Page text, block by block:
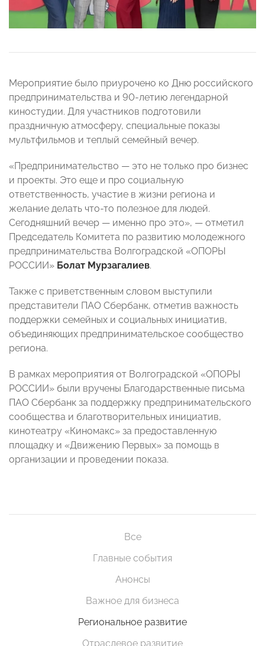
Мероприятие было приурочено ко Дню российского
предпринимательства и 90-летию легендарной
киностудии. Для участников подготовили
праздничную атмосферу, специальные показы
мультфильмов и теплый семейный вечер.
«Предпринимательство — это не только про бизнес
и проекты. Это еще и про социальную
ответственность, участие в жизни региона и
желание делать что-то полезное для людей.
Сегодняшний вечер — именно про это», — отметил
Председатель Комитета по развитию молодежного
предпринимательства Волгоградской «ОПОРЫ
РОССИИ» Болат Мурзагалиев.
Также с приветственным словом выступили
представители ПАО Сбербанк, отметив важность
поддержки семейных и социальных инициатив,
объединяющих предпринимательское сообщество
региона.
В рамках мероприятия от Волгоградской «ОПОРЫ
РОССИИ» были вручены Благодарственные письма
ПАО Сбербанк за поддержку предпринимательского
сообщества и благотворительных инициатив,
кинотеатру «Киномакс» за предоставленную
площадку и «Движению Первых» за помощь в
организации и проведении показа.
Все
Главные события
Анонсы
Важное для бизнеса
Региональное развитие
Отраслевое развитие